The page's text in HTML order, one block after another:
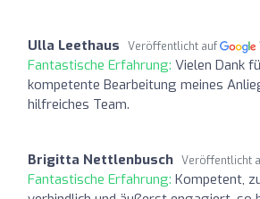
Ulla Leethaus Veröffentlicht auf
Fantastische Erfahrung: Vielen Dank
kompetente Bearbeitung meines
hilfreiches Team.
Brigitta Nettlenbusch Veröffentlicht
Fantastische Erfahrung: Kompetent,